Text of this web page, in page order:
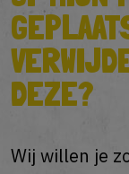
DEZE?
Wij willen je